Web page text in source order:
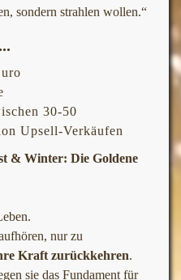
sondern strahlen wollen.“
30-50
Upsell-Verkäufen
& Winter: Die Goldene
nur zu
Kraft zurückkehren.
sie das Fundament für